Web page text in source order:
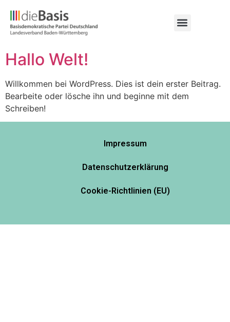
Hallo Welt!
Willkommen bei WordPress. Dies ist dein erster Beitrag.
Bearbeite oder lösche ihn und beginne mit dem
Schreiben!
Impressum
Datenschutzerklärung
Cookie-Richtlinien (EU)